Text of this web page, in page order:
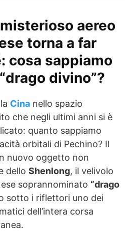
aereo
torna a far
cosa sappiamo
divino”?
Cina nello spazio
che negli ultimi anni si è
quanto sappiamo
orbitali di Pechino? Il
nuovo oggetto non
dello Shenlong, il velivolo
soprannominato “drago
sotto i riflettori uno dei
dell’intera corsa